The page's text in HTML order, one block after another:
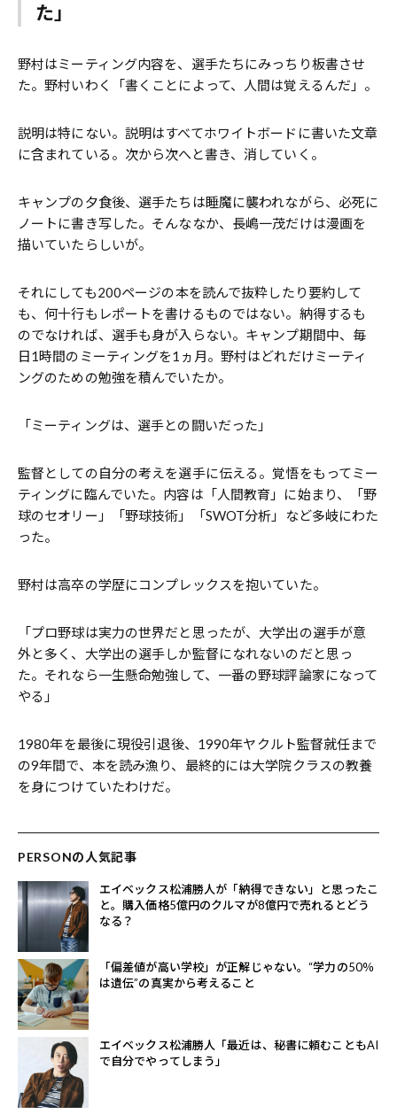
た」
野村はミーティング内容を、選手たちにみっちり板書させ
た。野村いわく「書くことによって、人間は覚えるんだ」。
説明は特にない。説明はすべてホワイトボードに書いた文章
に含まれている。次から次へと書き、消していく。
キャンプの夕食後、選手たちは睡魔に襲われながら、必死に
ノートに書き写した。そんななか、長嶋一茂だけは漫画を
描いていたらしいが。
それにしても200ページの本を読んで抜粋したり要約して
も、何十行もレポートを書けるものではない。納得するも
のでなければ、選手も身が入らない。キャンプ期間中、毎
日1時間のミーティングを1ヵ月。野村はどれだけミーティ
ングのための勉強を積んでいたか。
「ミーティングは、選手との闘いだった」
監督としての自分の考えを選手に伝える。覚悟をもってミー
ティングに臨んでいた。内容は「人間教育」に始まり、「野
球のセオリー」「野球技術」「SWOT分析」など多岐にわた
った。
野村は高卒の学歴にコンプレックスを抱いていた。
「プロ野球は実力の世界だと思ったが、大学出の選手が意
外と多く、大学出の選手しか監督になれないのだと思っ
た。それなら一生懸命勉強して、一番の野球評論家になって
やる」
1980年を最後に現役引退後、1990年ヤクルト監督就任まで
の9年間で、本を読み漁り、最終的には大学院クラスの教養
を身につけていたわけだ。
PERSONの人気記事
エイベックス松浦勝人が「納得できない」と思ったこ
と。購入価格5億円のクルマが8億円で売れるとどう
なる？
「偏差値が高い学校」が正解じゃない。“学力の50％
は遺伝”の真実から考えること
エイベックス松浦勝人「最近は、秘書に頼むこともAI
で自分でやってしまう」